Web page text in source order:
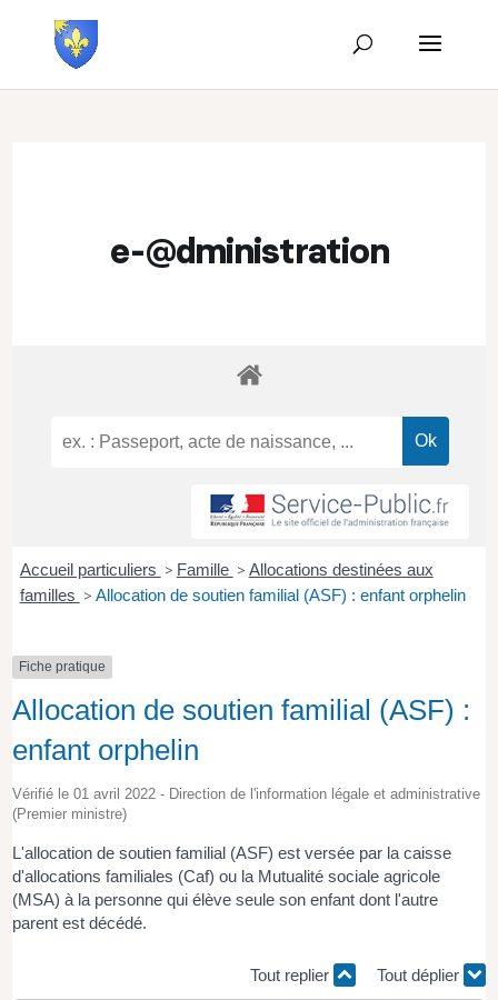
e-@dministration
Accueil particuliers > Famille > Allocations destinées aux
familles > Allocation de soutien familial (ASF) : enfant orphelin
Fiche pratique
Allocation de soutien familial (ASF) :
enfant orphelin
Vérifié le 01 avril 2022 - Direction de l'information légale et administrative
(Premier ministre)
L'allocation de soutien familial (ASF) est versée par la caisse
d'allocations familiales (Caf) ou la Mutualité sociale agricole
(MSA) à la personne qui élève seule son enfant dont l'autre
parent est décédé.
Tout replier Tout déplier